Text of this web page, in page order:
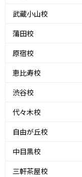
武蔵小山校
蒲田校
原宿校
恵比寿校
渋谷校
代々木校
自由が丘校
中目黒校
三軒茶屋校